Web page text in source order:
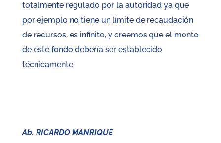
totalmente regulado por la autoridad ya que
por ejemplo no tiene un límite de recaudación
de recursos, es infinito, y creemos que el monto
de este fondo debería ser establecido
técnicamente.
Ab. RICARDO MANRIQUE